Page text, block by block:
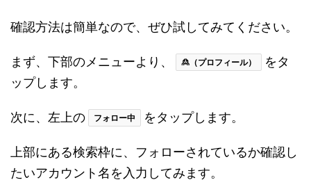
確認方法は簡単なので、ぜひ試してみてください。
まず、下部のメニューより、 🙎（プロフィール）
をタ
ップします。
次に、左上の フォロー中 をタップします。
上部にある検索枠に、フォローされているか確認し
たいアカウント名を入力してみます。